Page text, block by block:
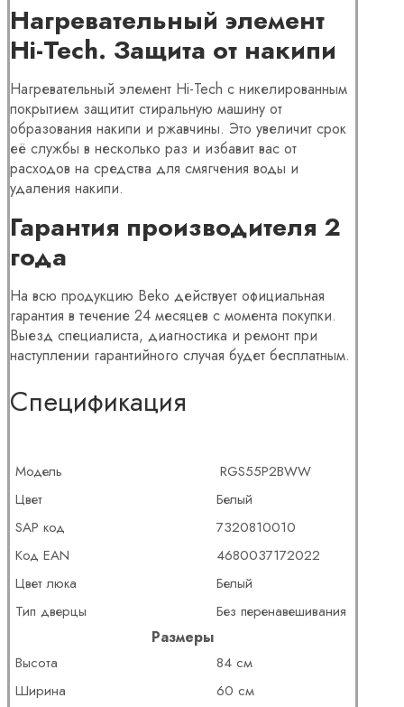
Нагревательный элемент
Hi-Tech. Защита от накипи
Нагревательный элемент Hi-Tech с никелированным
покрытием защитит стиральную машину от
образования накипи и ржавчины. Это увеличит срок
её службы в несколько раз и избавит вас от
расходов на средства для смягчения воды и
удаления накипи.
Гарантия производителя 2
года
На всю продукцию Beko действует официальная
гарантия в течение 24 месяцев с момента покупки.
Выезд специалиста, диагностика и ремонт при
наступлении гарантийного случая будет бесплатным.
Cпецификация
Модель
RGS55P2BWW
Цвет
Белый
SAP код
7320810010
Код EAN
4680037172022
Цвет люка
Белый
Тип дверцы
Без перенавешивания
Размеры
Высота
84 см
Ширина
60 см